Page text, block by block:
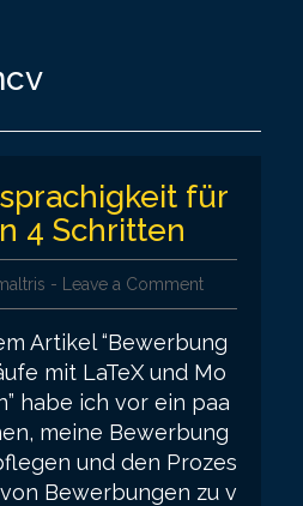
für
4 Schritten
- Leave a Comment
Artikel “Bewerbung
mit LaTeX und Mo
habe ich vor ein paa
meine Bewerbung
und den Prozes
Bewerbungen zu v